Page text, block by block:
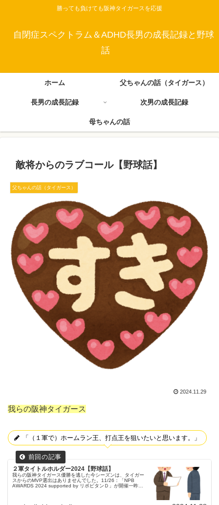
勝っても負けても阪神タイガースを応援
自閉症スペクトラム＆ADHD長男の成長記録と野球
話
ホーム 父ちゃんの話（タイガース）
長男の成長記録 次男の成長記録
母ちゃんの話
敵将からのラブコール【野球話】
父ちゃんの話（タイガース）
2024.11.29
我らの阪神タイガース
「（１軍で）ホームラン王、打点王を狙いたいと思います。」
２軍タイトルホルダー2024【野球話】
我らの阪神タイガース優勝を逃した今シーズンは、タイガー
スからのMVP選出はありませんでした。11/26：「NPB
AWARDS 2024 supported by リポビタンＤ」が開催一昨日